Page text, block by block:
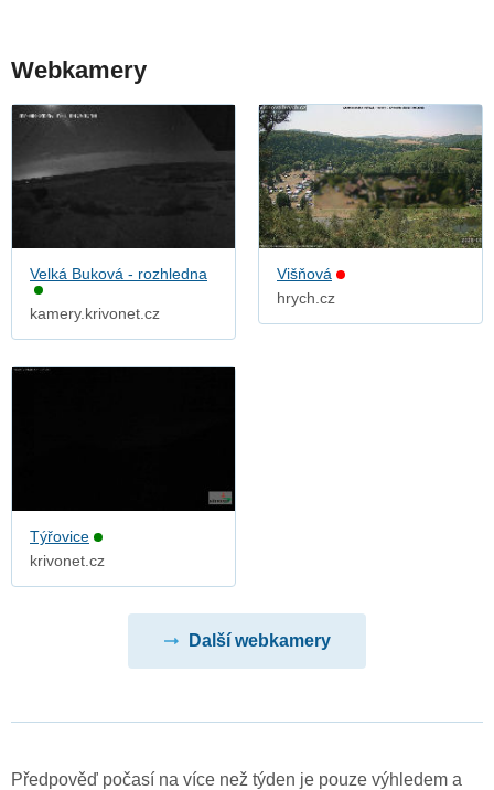
Webkamery
Velká Buková - rozhledna
kamery.krivonet.cz
Višňová
hrych.cz
Týřovice
krivonet.cz
Další webkamery
Předpověď počasí na více než týden je pouze výhledem a